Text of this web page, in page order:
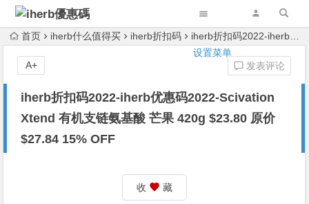
设置菜单
首页 iherb什么值得买 iherb折扣码 iherb折扣码2022-iherb优惠码2022-Scivation Xtend 有机支链氨基酸 芒果 420g $23.80 原价$27.84 15% OFF
iherb折扣码2022-iherb优惠码2022-Scivation
Xtend 有机支链氨基酸 芒果 420g $23.80 原价
$27.84 15% OFF
发表评论
A+
收 藏